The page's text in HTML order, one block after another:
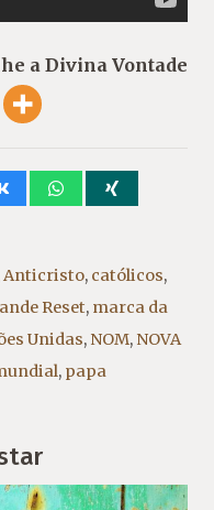
a Divina Vontade
Anticristo, católicos,
Reset, marca da
Unidas, NOM, NOVA
, papa